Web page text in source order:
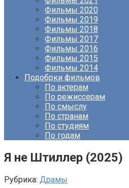
Фильмы 2020
Фильмы 2019
Фильмы 2018
Фильмы 2017
Фильмы 2016
Фильмы 2015
Фильмы 2014
Подобрки фильмов
По актерам
По режиссерам
По смыслу
По странам
По студиям
По годам
Я не Штиллер (2025)
Рубрика: Драмы